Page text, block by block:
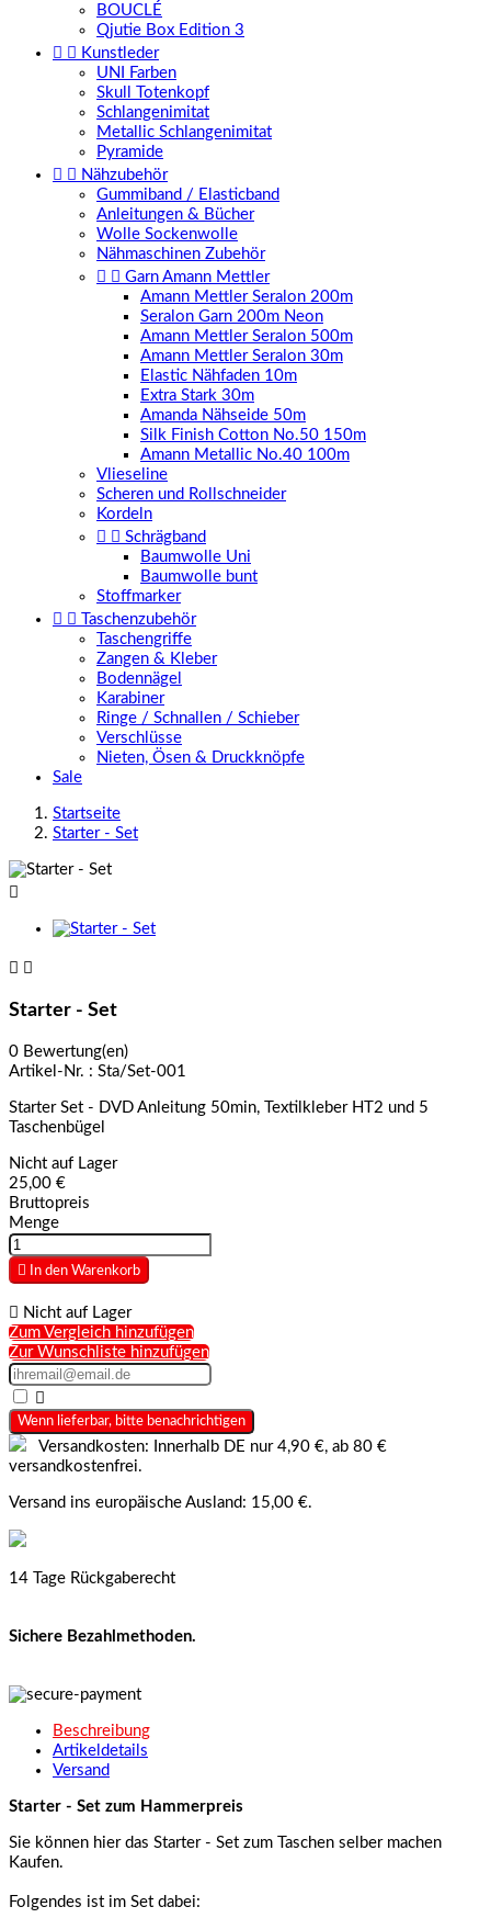
BOUCLÉ
Qjutie Box Edition 3
  Kunstleder
UNI Farben
Skull Totenkopf
Schlangenimitat
Metallic Schlangenimitat
Pyramide
  Nähzubehör
Gummiband / Elasticband
Anleitungen & Bücher
Wolle Sockenwolle
Nähmaschinen Zubehör
  Garn Amann Mettler
Amann Mettler Seralon 200m
Seralon Garn 200m Neon
Amann Mettler Seralon 500m
Amann Mettler Seralon 30m
Elastic Nähfaden 10m
Extra Stark 30m
Amanda Nähseide 50m
Silk Finish Cotton No.50 150m
Amann Metallic No.40 100m
Vlieseline
Scheren und Rollschneider
Kordeln
  Schrägband
Baumwolle Uni
Baumwolle bunt
Stoffmarker
 
Taschenzubehör
Taschengriffe
Zangen & Kleber
Bodennägel
Karabiner
Ringe / Schnallen / Schieber
Verschlüsse
Nieten, Ösen & Druckknöpfe
Sale
Startseite
Starter - Set

 
Starter - Set
0 Bewertung(en)
Artikel-Nr. : Sta/Set-001
Starter Set - DVD Anleitung 50min, Textilkleber HT2 und 5
Taschenbügel
Nicht auf Lager
25,00 €
Bruttopreis
Menge
 In den Warenkorb
 Nicht auf Lager
Zum Vergleich hinzufügen
Zur Wunschliste hinzufügen

Wenn lieferbar, bitte benachrichtigen
Versandkosten: Innerhalb DE nur 4,90 €, ab 80 €
versandkostenfrei.
Versand ins europäische Ausland: 15,00 €.
14 Tage Rückgaberecht
Sichere Bezahlmethoden.
Beschreibung
Artikeldetails
Versand
Starter - Set zum Hammerpreis
Sie können hier das Starter - Set zum Taschen selber machen
Kaufen.
Folgendes ist im Set dabei: